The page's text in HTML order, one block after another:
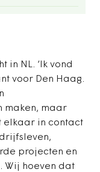
in NL. ‘Ik vond
voor Den Haag.
maken, maar
elkaar in contact
projecten en
Wij hoeven dat